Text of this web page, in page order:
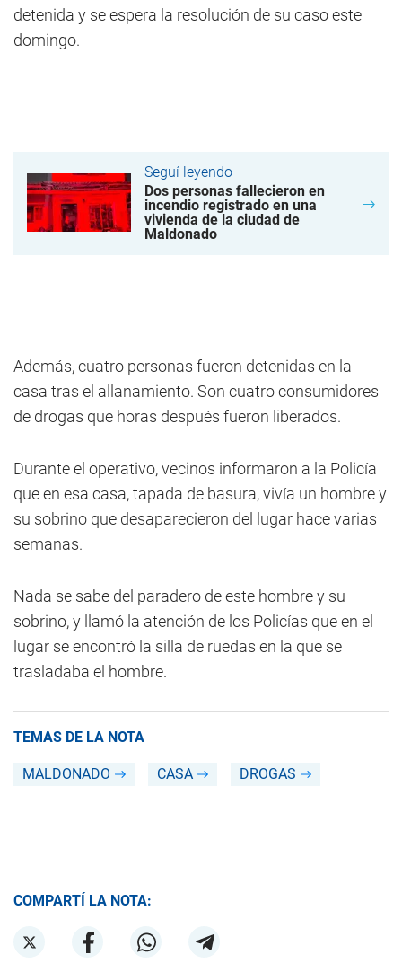
detenida y se espera la resolución de su caso este
domingo.
Seguí leyendo
Dos personas fallecieron en
incendio registrado en una
vivienda de la ciudad de
Maldonado
Además, cuatro personas fueron detenidas en la
casa tras el allanamiento. Son cuatro consumidores
de drogas que horas después fueron liberados.
Durante el operativo, vecinos informaron a la Policía
que en esa casa, tapada de basura, vivía un hombre y
su sobrino que desaparecieron del lugar hace varias
semanas.
Nada se sabe del paradero de este hombre y su
sobrino, y llamó la atención de los Policías que en el
lugar se encontró la silla de ruedas en la que se
trasladaba el hombre.
TEMAS DE LA NOTA
MALDONADO CASA DROGAS
COMPARTÍ LA NOTA: